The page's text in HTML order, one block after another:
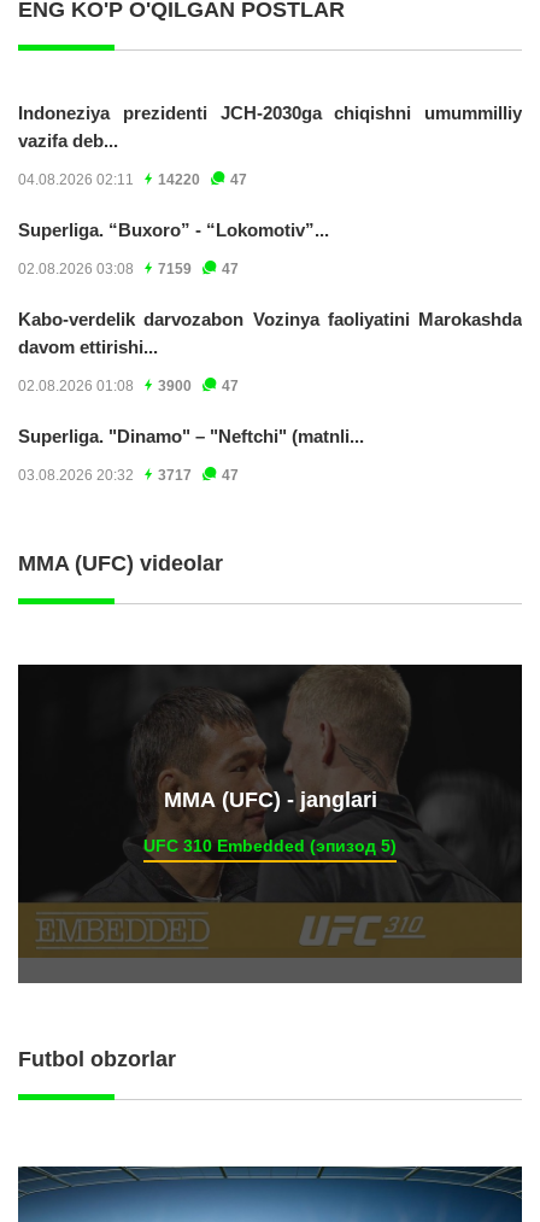
ENG KO'P O'QILGAN POSTLAR
Indoneziya prezidenti JCH-2030ga chiqishni umummilliy
vazifa deb...
04.08.2026 02:11 14220 47
Superliga. “Buxoro” - “Lokomotiv”...
02.08.2026 03:08 7159 47
Kabo-verdelik darvozabon Vozinya faoliyatini Marokashda
davom ettirishi...
02.08.2026 01:08 3900 47
Superliga. "Dinamo" – "Neftchi" (matnli...
03.08.2026 20:32 3717 47
MMA (UFC) videolar
ММА (UFC) - janglari
UFC 310 Embedded (эпизод 5)
Futbol obzorlar